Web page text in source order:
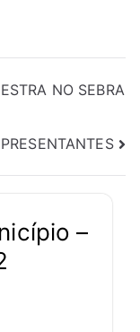
NO SEBRA
–